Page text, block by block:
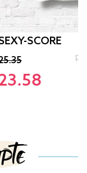
SCORE